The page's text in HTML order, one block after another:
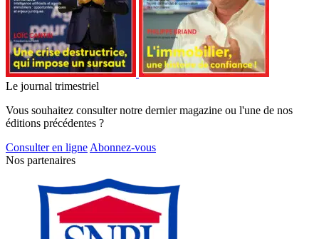
Le journal trimestriel
Vous souhaitez consulter notre dernier magazine ou l'une de nos
éditions précédentes ?
Consulter en ligne Abonnez-vous
Nos partenaires